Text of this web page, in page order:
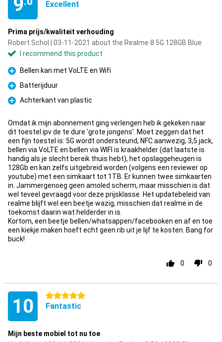
9 Excellent
Prima prijs/kwaliteit verhouding
Robert Schol | 03-11-2021 about the Realme 8 5G 128GB Blue
I recommend this product
Pro
Bellen kan met VoLTE en Wifi
Pro
Batterijduur
Pro
Achterkant van plastic
Omdat ik mijn abonnement ging verlengen heb ik gekeken naar
dit toestel ipv de te dure 'grote jongens'. Moet zeggen dat het
een fijn toestel is: 5G wordt ondersteund, NFC aanwezig, 3,5 jack,
bellen via VoLTE en bellen via WIFI is kraakhelder (dat laatste is
handig als je slecht bereik thuis hebt), het opslaggeheugen is
128Gb en kan zelfs uitgebreid worden (volgens een reviewer op
youtube) met een simkaart tot 1TB. Er kunnen twee simkaarten
in. Jammergenoeg geen amoled scherm, maar misschien is dat
wel teveel gevraagd voor deze prijsklasse. Het updatebeleid van
realme blijft wel een beetje wazig, misschien dat realme in de
toekomst daarin wat helderder in is.
Kortom, een beetje bellen/whatsappen/facebooken en af en toe
een kiekje maken hoeft echt geen rib uit je lijf te kosten. Bang for
buck!
0 0
10 5 stars
Fantastic
Mijn beste mobiel tot nu toe